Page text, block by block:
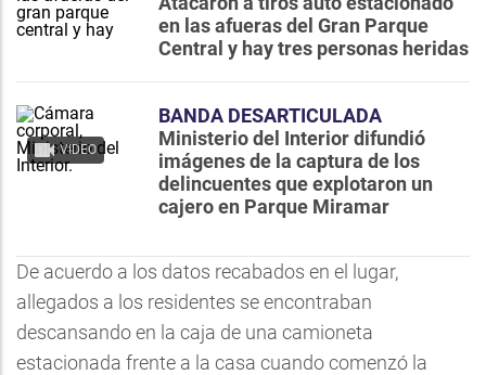
en las afueras del Gran Parque
Central y hay tres personas heridas
VIDEO
BANDA DESARTICULADA
Ministerio del Interior difundió
imágenes de la captura de los
delincuentes que explotaron un
cajero en Parque Miramar
De acuerdo a los datos recabados en el lugar,
allegados a los residentes se encontraban
descansando en la caja de una camioneta
estacionada frente a la casa cuando comenzó la